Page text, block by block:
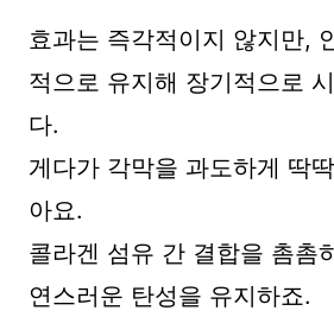
효과는 즉각적이지 않지만,
적으로 유지해 장기적으로
다.
게다가 각막을 과도하게 딱
아요.
콜라겐 섬유 간 결합을 촘촘
연스러운 탄성을 유지하죠.